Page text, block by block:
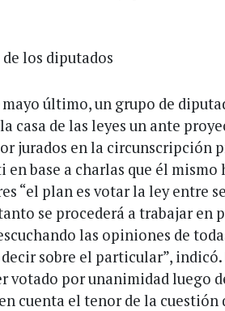
los diputados
mayo último, un grupo de
casa de las leyes un ante
jurados en la circunscripción
en base a charlas que él
“el plan es votar la ley entre
se procederá a trabajar en
las opiniones de
sobre el particular”,
votado por unanimidad luego
cuenta el tenor de la cuestión